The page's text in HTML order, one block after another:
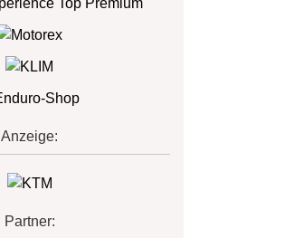
Anzeige:
Partner: